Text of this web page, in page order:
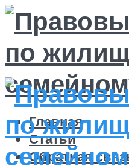
Главная
Статьи
Обратная